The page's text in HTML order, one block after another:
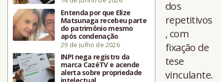
Entenda por que Elize
Matsunaga recebeu parte
do patrimônio mesmo
após condenação
29 de julho de 2026
INPI nega registro da
marca CazéTV e acende
alerta sobre propriedade
intelectual
dos
repetitivos
, com
fixação de
tese
vinculante.